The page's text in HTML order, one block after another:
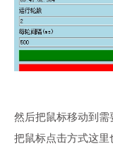
然后把鼠标移动到需
把鼠标点击方式这里